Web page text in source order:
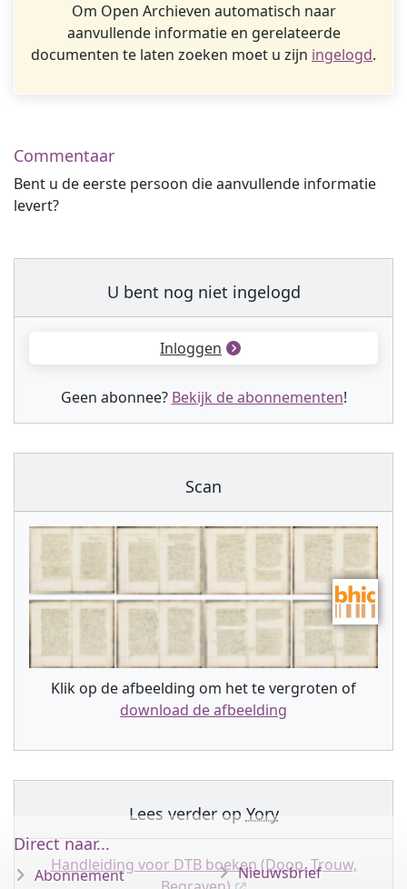
Om Open Archieven automatisch naar
aanvullende informatie en gerelateerde
documenten te laten zoeken moet u zijn ingelogd.
Commentaar
Bent u de eerste persoon die aanvullende informatie
levert?
U bent nog niet ingelogd
Inloggen
Geen abonnee? Bekijk de abonnementen!
Scan
Klik op de afbeelding om het te vergroten of
download de afbeelding
Lees verder op Yory
Handleiding voor DTB boeken (Doop, Trouw,
Direct naar...
Abonnement Nieuwsbrief